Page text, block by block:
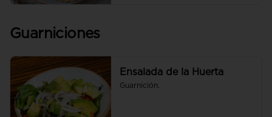
Guarniciones
Ensalada de la Huerta
Guarnición.